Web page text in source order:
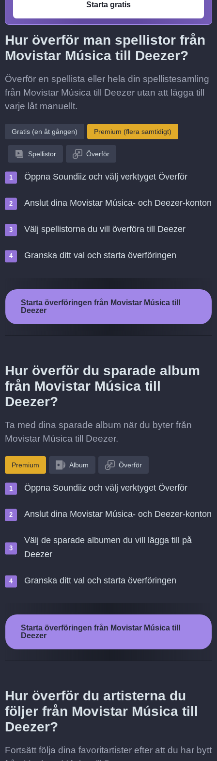
Starta gratis
Hur överför man spellistor från
Movistar Música till Deezer?
Överför en spellista eller hela din spellistesamling
från Movistar Música till Deezer utan att lägga till
varje låt manuellt.
Gratis (en åt gången) Premium (flera samtidigt)
Spellistor Överför
Öppna Soundiiz och välj verktyget Överför
Anslut dina Movistar Música- och Deezer-konton
Välj spellistorna du vill överföra till Deezer
Granska ditt val och starta överföringen
Starta överföringen från Movistar Música till
Deezer
Hur överför du sparade album
från Movistar Música till
Deezer?
Ta med dina sparade album när du byter från
Movistar Música till Deezer.
Premium Album Överför
Öppna Soundiiz och välj verktyget Överför
Anslut dina Movistar Música- och Deezer-konton
Välj de sparade albumen du vill lägga till på
Deezer
Granska ditt val och starta överföringen
Starta överföringen från Movistar Música till
Deezer
Hur överför du artisterna du
följer från Movistar Música till
Deezer?
Fortsätt följa dina favoritartister efter att du har bytt